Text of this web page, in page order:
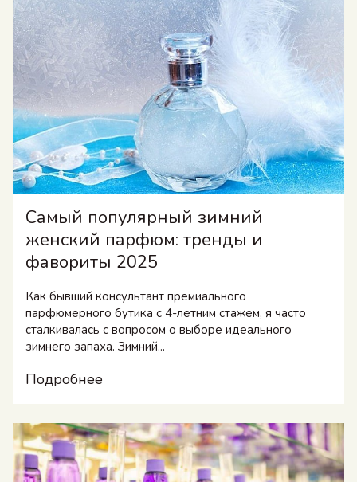
Самый популярный зимний
женский парфюм: тренды и
фавориты 2025
Как бывший консультант премиального
парфюмерного бутика с 4-летним стажем, я часто
сталкивалась с вопросом о выборе идеального
зимнего запаха. Зимний...
Подробнее